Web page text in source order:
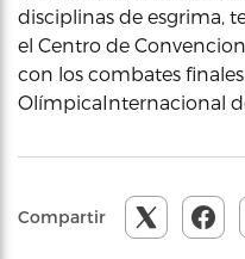
disciplinas de esgrima,
el Centro de
con los combates
OlímpicaInternacional
Compartir